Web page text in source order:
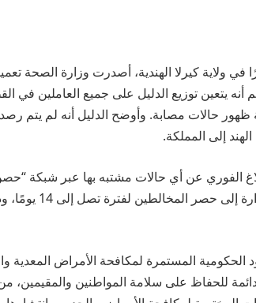
ولاية كيرلا الهندية، أصدرت وزارة الصحة
يتعين توزيع الدليل على جميع العاملين في
ظهور حالات مصابة. وأوضح الدليل أنه لم يتم
إلى المملكة.
الفوري عن أي حالات مشتبه بها عبر شبكة
الإجراءات
الحكومية المستمرة لمكافحة الأمراض المعدية
للحفاظ على سلامة المواطنين والمقيمين،